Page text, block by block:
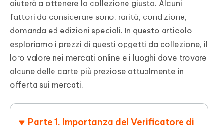
aiuterà a ottenere la collezione giusta. Alcuni
fattori da considerare sono: rarità, condizione,
domanda ed edizioni speciali. In questo articolo
esploriamo i prezzi di questi oggetti da collezione, il
loro valore nei mercati online e i luoghi dove trovare
alcune delle carte più preziose attualmente in
offerta sui mercati.
Parte 1. Importanza del Verificatore di